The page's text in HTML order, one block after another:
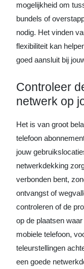
mogelijkheid om
bundels of
nodig. Het vinden
flexibiliteit kan
goed aansluit bij
Controleer
netwerk op
Het is van groot
telefoon
jouw
netwerkdekking
verbonden bent,
ontvangst of
controleren of de
op de plaatsen
mobiele telefoon,
teleurstellingen
een goede